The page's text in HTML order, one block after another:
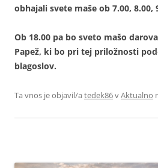
obhajali svete maše ob 7.00, 8.00,
Ob 18.00 pa bo sveto mašo
Papež, ki bo pri tej priložnosti
blagoslov.
Ta vnos je objavil/a tedek86vAktualno